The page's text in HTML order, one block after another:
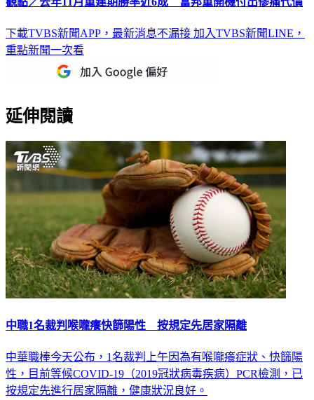
下載TVBS新聞APP，最新消息不漏接 加入TVBS新聞LINE，
重點新聞一次看
延伸閱讀
中職1名裁判喉嚨癢快篩陽性 按規定先居家隔離
中華職棒今天公布，1名裁判上午因為有喉嚨癢症狀、快篩陽
性，目前等候COVID-19（2019冠狀病毒疾病）PCR檢測，已
按規定先進行居家隔離，健康狀況良好。